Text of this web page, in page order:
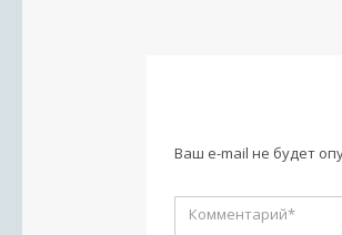
Ваш e-mail не будет